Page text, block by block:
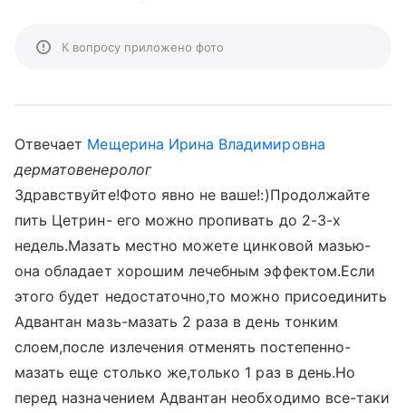
К вопросу приложено фото
Отвечает Мещерина Ирина Владимировна
дерматовенеролог
Здравствуйте!Фото явно не ваше!:)Продолжайте
пить Цетрин- его можно пропивать до 2-3-х
недель.Мазать местно можете цинковой мазью-
она обладает хорошим лечебным эффектом.Если
этого будет недостаточно,то можно присоединить
Адвантан мазь-мазать 2 раза в день тонким
слоем,после излечения отменять постепенно-
мазать еще столько же,только 1 раз в день.Но
перед назначением Адвантан необходимо все-таки